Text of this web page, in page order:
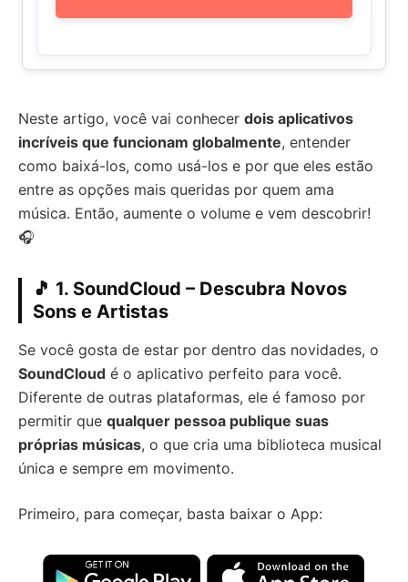
Neste artigo, você vai conhecer dois aplicativos
incríveis que funcionam globalmente, entender
como baixá-los, como usá-los e por que eles estão
entre as opções mais queridas por quem ama
música. Então, aumente o volume e vem descobrir!
🎧
🎵 1. SoundCloud – Descubra Novos
Sons e Artistas
Se você gosta de estar por dentro das novidades, o
SoundCloud é o aplicativo perfeito para você.
Diferente de outras plataformas, ele é famoso por
permitir que qualquer pessoa publique suas
próprias músicas, o que cria uma biblioteca musical
única e sempre em movimento.
Primeiro, para começar, basta baixar o App: